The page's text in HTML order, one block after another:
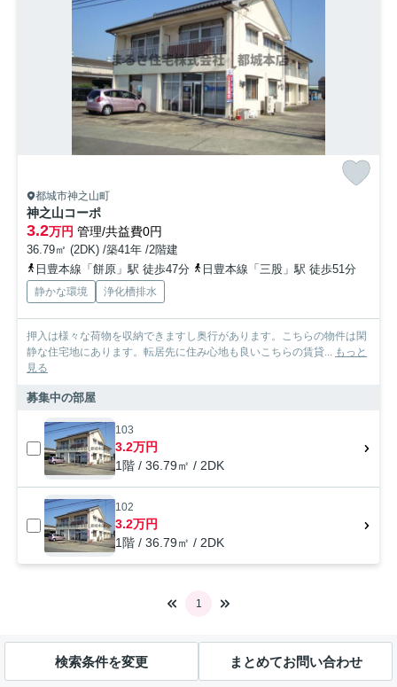
都城市神之山町
神之山コーポ
3.2万円 管理/共益費0円
36.79㎡ (2DK) /築41年 /2階建
日豊本線「餅原」駅 徒歩47分
日豊本線「三股」駅 徒歩51分
静かな環境 浄化槽排水
押入は様々な荷物を収納できますし奥行があります。こちらの物件は閑
静な住宅地にあります。転居先に住み心地も良いこちらの賃貸... もっと
見る
募集中の部屋
103
3.2万円
1階 / 36.79㎡ / 2DK
102
3.2万円
1階 / 36.79㎡ / 2DK
1
検索条件を変更 まとめてお問い合わせ